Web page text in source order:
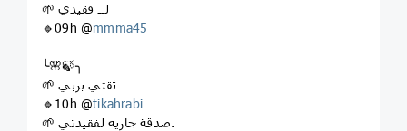
🌱 لــ فقيدي
🔹09h @mmma45
╰🌸🍃╮
🌱 ثقتي بربي
🔹10h @tikahrabi
🌱 صدقة جاريه لفقيدتي.